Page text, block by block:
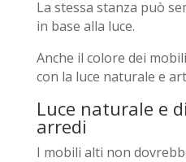
La stessa stanza può
in base alla luce.
Anche il colore dei
con la luce naturale e
Luce naturale e
arredi
I mobili alti non